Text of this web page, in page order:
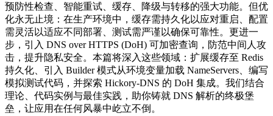
预防性检查、智能重试、缓存、降级与转移的强大功能。但优
化永无止境：在生产环境中，缓存需持久化以应对重启、配置
需灵活以适应不同部署、测试需严谨以确保可靠性。更进一
步，引入 DNS over HTTPS (DoH) 可加密查询，防范中间人攻
击，提升隐私安全。本篇将深入这些领域：扩展缓存至 Redis
持久化、引入 Builder 模式从环境变量加载 NameServers、编写
模拟测试代码，并探索 Hickory-DNS 的 DoH 集成。我们结合
理论、代码实例与最佳实践，助你铸就 DNS 解析的终极堡
垒，让应用在任何风暴中屹立不倒。